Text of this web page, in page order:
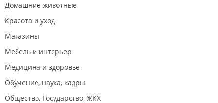
Домашние животные
Красота и уход
Магазины
Мебель и интерьер
Медицина и здоровье
Обучение, наука, кадры
Общество, Государство, ЖКХ